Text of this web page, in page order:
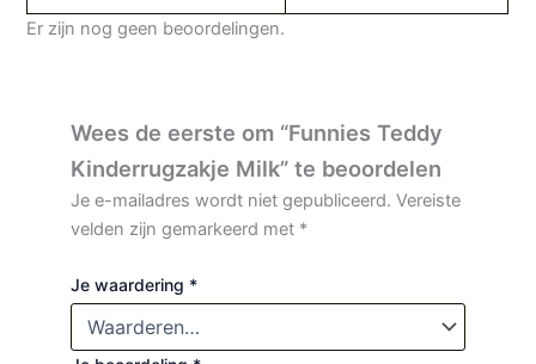
Er zijn nog geen beoordelingen.
Wees de eerste om “Funnies Teddy
Kinderrugzakje Milk” te beoordelen
Je e-mailadres wordt niet gepubliceerd. Vereiste
velden zijn gemarkeerd met *
Je waardering *